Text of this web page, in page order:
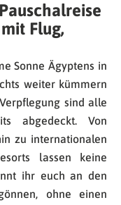
Flug,
Sonne Ägyptens in
weiter kümmern
sind alle
abgedeckt. Von
zu internationalen
lassen keine
ihr euch an den
ohne einen